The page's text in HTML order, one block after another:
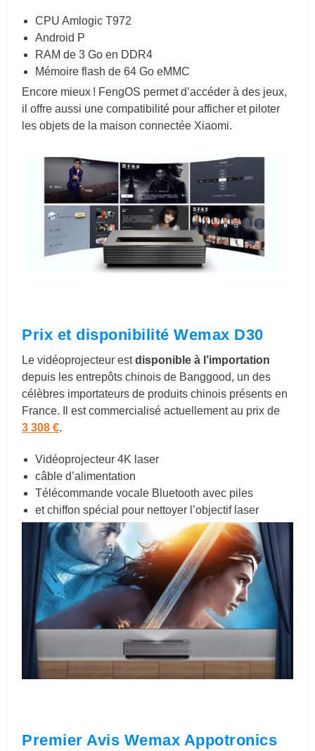
CPU Amlogic T972
Android P
RAM de 3 Go en DDR4
Mémoire flash de 64 Go eMMC
Encore mieux ! FengOS permet d’accéder à des jeux,
il offre aussi une compatibilité pour afficher et piloter
les objets de la maison connectée Xiaomi.
Prix et disponibilité Wemax D30
Le vidéoprojecteur estdisponible à l’importation
depuis les entrepôts chinois de Banggood, un des
célèbres importateurs de produits chinois présents en
France. Il est commercialisé actuellement au prix de
3 308 €.
Vidéoprojecteur 4K laser
câble d’alimentation
Télécommande vocale Bluetooth avec piles
et chiffon spécial pour nettoyer l’objectif laser
Premier Avis Wemax Appotronics